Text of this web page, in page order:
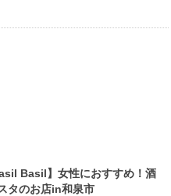
Basil】女性におすすめ！酒
タのお店in和泉市